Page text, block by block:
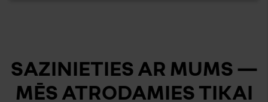
SAZINIETIES AR MUMS —
MĒS ATRODAMIES TIKAI